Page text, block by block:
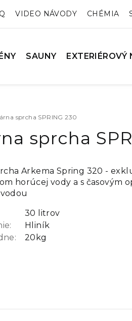
VIDEO NÁVODY CHÉMIA
SAUNY EXTERIÉROVÝ
sprcha SPRING 230
sprcha
Arkema Spring 320 -
horúcej vody a s časovým
30 litrov
Hliník
20kg